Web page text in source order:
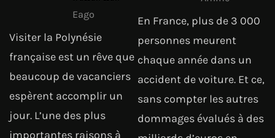
Eago
Visiter la Polynésie
française est un rêve que
beaucoup de vacanciers
espèrent accomplir un
jour. L’une des plus
importantes raisons à
En France, plus de 3 000
personnes meurent
chaque année dans un
accident de voiture. Et ce,
sans compter les autres
dommages évalués à des